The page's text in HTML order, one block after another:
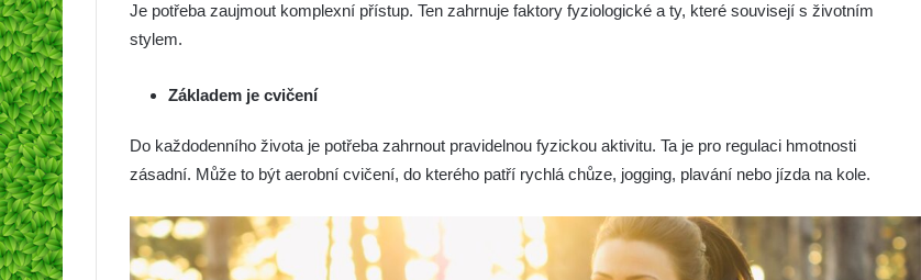
Je potřeba zaujmout komplexní přístup. Ten zahrnuje faktory fyziologické a ty, které souvisejí s životním
stylem.
Základem je cvičení
Do každodenního života je potřeba zahrnout pravidelnou fyzickou aktivitu. Ta je pro regulaci hmotnosti
zásadní. Může to být aerobní cvičení, do kterého patří rychlá chůze, jogging, plavání nebo jízda na kole.